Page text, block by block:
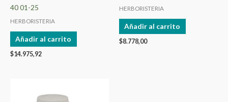
40 01-25
HERBORISTERIA
Añadir al carrito
$14.975,92
HERBORISTERIA
Añadir al carrito
$8.778,00